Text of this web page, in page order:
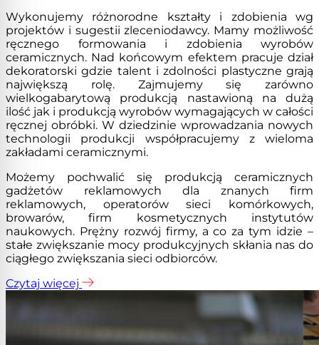
Wykonujemy różnorodne kształty i zdobienia wg
projektów i sugestii zleceniodawcy. Mamy możliwość
ręcznego formowania i zdobienia wyrobów
ceramicznych. Nad końcowym efektem pracuje dział
dekoratorski gdzie talent i zdolności plastyczne grają
największą rolę. Zajmujemy się zarówno
wielkogabarytową produkcją nastawioną na dużą
ilość jak i produkcją wyrobów wymagających w całości
ręcznej obróbki. W dziedzinie wprowadzania nowych
technologii produkcji współpracujemy z wieloma
zakładami ceramicznymi.
Możemy pochwalić się produkcją ceramicznych
gadżetów reklamowych dla znanych firm
reklamowych, operatorów sieci komórkowych,
browarów, firm kosmetycznych instytutów
naukowych. Prężny rozwój firmy, a co za tym idzie –
stałe zwiększanie mocy produkcyjnych skłania nas do
ciągłego zwiększania sieci odbiorców.
Czytaj więcej